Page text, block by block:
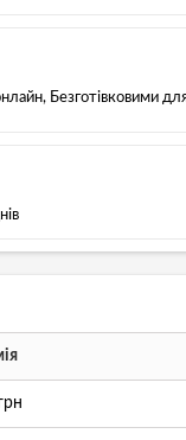
Безготівковими